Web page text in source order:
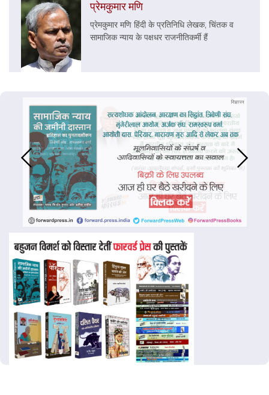
प्रेमकुमार मणि
प्रेमकुमार मणि हिंदी के प्रतिनिधि लेखक, चिंतक व
सामाजिक न्याय के पक्षधर राजनीतिकर्मी हैं